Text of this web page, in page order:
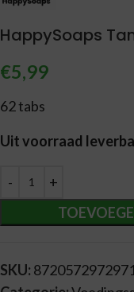
HappySoaps
€5,99
62 tabs
Uit voorraad
Alternative:
SKU: 8720572972971